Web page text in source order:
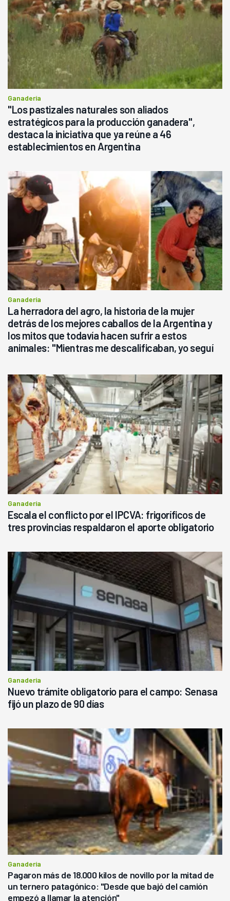
Ganadería
"Los pastizales naturales son aliados
estratégicos para la producción ganadera",
destaca la iniciativa que ya reúne a 46
establecimientos en Argentina
Ganadería
La herradora del agro, la historia de la mujer
detrás de los mejores caballos de la Argentina y
los mitos que todavía hacen sufrir a estos
animales: "Mientras me descalificaban, yo seguí
Ganadería
Escala el conflicto por el IPCVA: frigoríficos de
tres provincias respaldaron el aporte obligatorio
Ganadería
Nuevo trámite obligatorio para el campo: Senasa
fijó un plazo de 90 días
Ganadería
Pagaron más de 18.000 kilos de novillo por la mitad de
un ternero patagónico: "Desde que bajó del camión
empezó a llamar la atención"